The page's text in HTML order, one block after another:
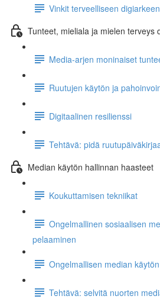
Vinkit terveelliseen digiarkeen
Tunteet, mieliala ja mielen terveys
Media-arjen moninaiset
Ruutujen käytön ja
Digitaalinen resilienssi
Tehtävä: pidä
Median käytön hallinnan haasteet
Koukuttamisen tekniikat
Ongelmallinen sosiaalisen
pelaaminen
Ongelmallisen median
Tehtävä: selvitä nuorten